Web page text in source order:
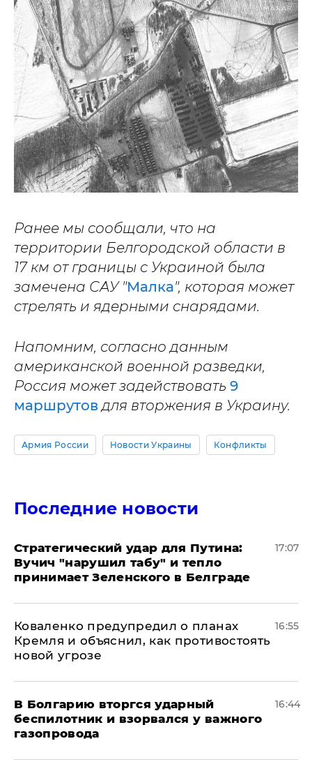
Ранее мы сообщали, что на
территории Белгородской области в
17 км от границы с Украиной была
замечена САУ "Малка", которая может
стрелять и ядерными снарядами.
Напомним, согласно данным
американской военной разведки,
Россия может задействовать 9
маршрутов для вторжения в Украину.
Армия России Новости Украины Конфликты
Последние новости
Стратегический удар для Путина:
Вучич "нарушил табу" и тепло
принимает Зеленского в Белграде
17:07
Коваленко предупредил о планах
Кремля и объяснил, как противостоять
новой угрозе
16:55
В Болгарию вторгся ударный
беспилотник и взорвался у важного
газопровода
16:44